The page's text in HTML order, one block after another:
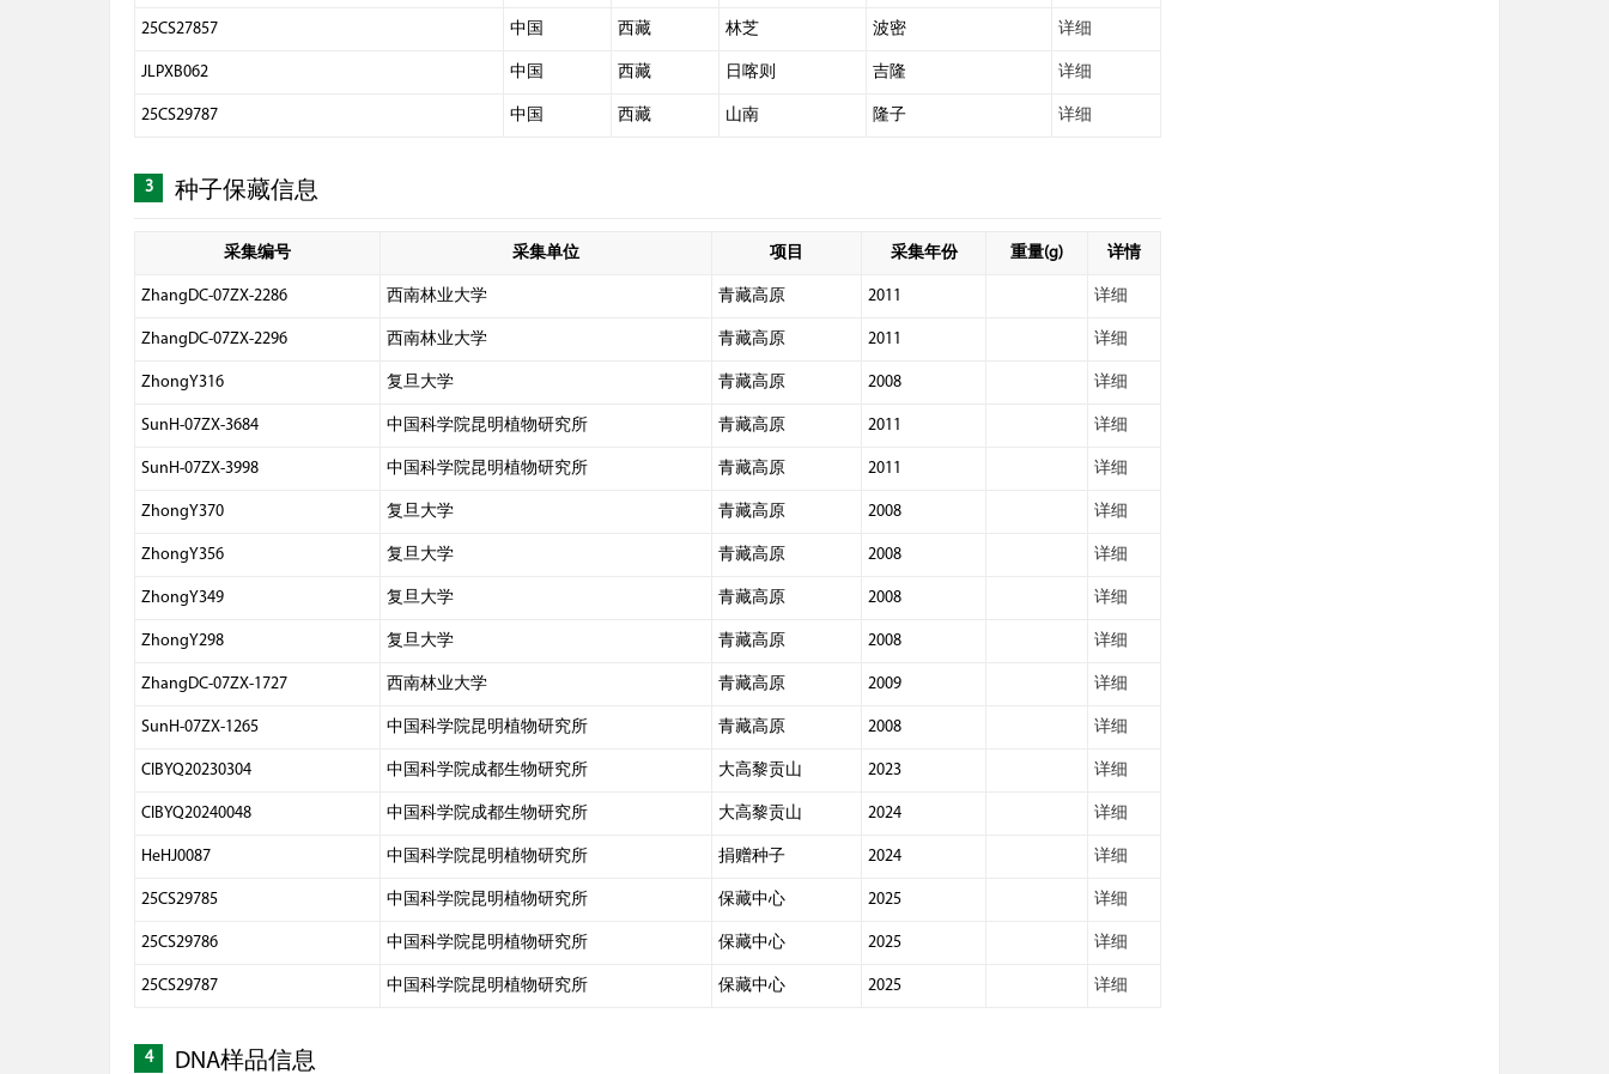
25CS27857 中国 西藏 林芝 波密 详细
JLPXB062 中国 西藏 日喀则 吉隆 详细
25CS29787 中国 西藏 山南 隆子 详细
3 种子保藏信息
采集编号 采集单位 项目 采集年份 重量(g) 详情
ZhangDC-07ZX-2286 西南林业大学 青藏高原 2011 详细
ZhangDC-07ZX-2296 西南林业大学 青藏高原 2011 详细
ZhongY316 复旦大学 青藏高原 2008 详细
SunH-07ZX-3684 中国科学院昆明植物研究所 青藏高原 2011 详细
SunH-07ZX-3998 中国科学院昆明植物研究所 青藏高原 2011 详细
ZhongY370 复旦大学 青藏高原 2008 详细
ZhongY356 复旦大学 青藏高原 2008 详细
ZhongY349 复旦大学 青藏高原 2008 详细
ZhongY298 复旦大学 青藏高原 2008 详细
ZhangDC-07ZX-1727 西南林业大学 青藏高原 2009 详细
SunH-07ZX-1265 中国科学院昆明植物研究所 青藏高原 2008 详细
CIBYQ20230304 中国科学院成都生物研究所 大高黎贡山 2023 详细
CIBYQ20240048 中国科学院成都生物研究所 大高黎贡山 2024 详细
HeHJ0087 中国科学院昆明植物研究所 捐赠种子 2024 详细
25CS29785 中国科学院昆明植物研究所 保藏中心 2025 详细
25CS29786 中国科学院昆明植物研究所 保藏中心 2025 详细
25CS29787 中国科学院昆明植物研究所 保藏中心 2025 详细
4 DNA样品信息